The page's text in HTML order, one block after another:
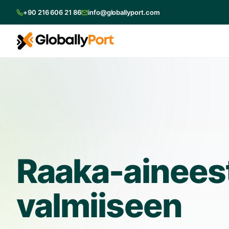
+90 216 606 21 86 info@globallyport.com
Raaka-
valmiiseen